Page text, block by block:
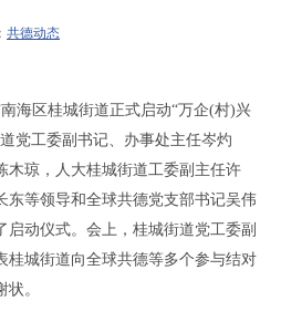
共德动态
海区桂城街道正式启动“万企(村)兴
党工委副书记、办事处主任岑灼
木琼，人大桂城街道工委副主任许
东等领导和全球共德党支部书记吴伟
启动仪式。会上，桂城街道党工委副
桂城街道向全球共德等多个参与结对
。